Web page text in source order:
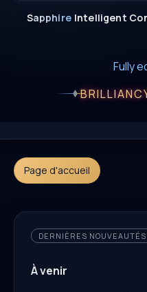
Sapphire Intelligent
Fully
Page d'accueil
DERNIÈRES
À venir